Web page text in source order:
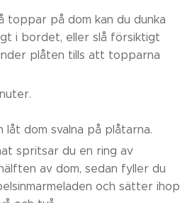
toppar på dom kan du dunka
i bordet, eller slå försiktigt
plåten tills att topparna
låt dom svalna på plåtarna.
spritsar du en ring av
av dom, sedan fyller du
och sätter ihop